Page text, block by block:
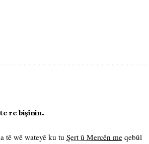
re bişînin.
tê wê wateyê ku tu Şert û Mercên me qebûl